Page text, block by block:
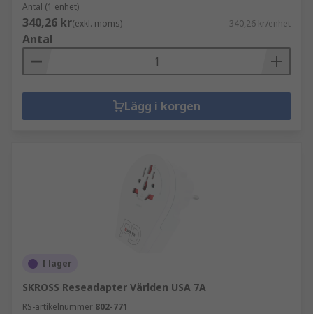
Antal (1 enhet)
340,26 kr(exkl. moms) 340,26 kr/enhet
Antal
Lägg i korgen
I lager
SKROSS Reseadapter Världen USA 7A
RS-artikelnummer 802-771